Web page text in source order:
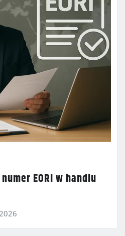
EORI w handlu